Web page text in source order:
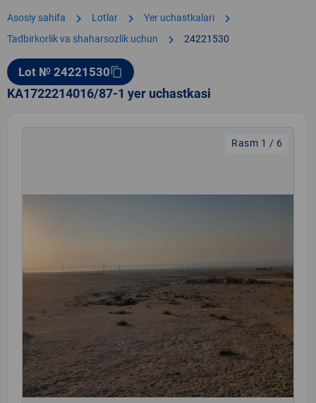
Asosiy sahifa chevron_right Lotlar chevron_right Yer uchastkalari chevron_right
Tadbirkorlik va shaharsozlik uchun chevron_right 24221530
Lot № 24221530content_copy
KA1722214016/87-1 yer uchastkasi
Rasm 1 / 6